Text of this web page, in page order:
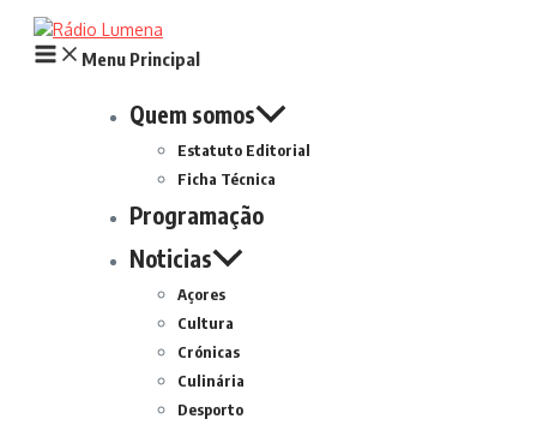
Menu Principal
Quem somos
Estatuto Editorial
Ficha Técnica
Programação
Noticias
Açores
Cultura
Crónicas
Culinária
Desporto